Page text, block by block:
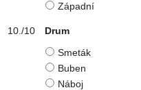
Západní
Drum
Smeták
Buben
Náboj